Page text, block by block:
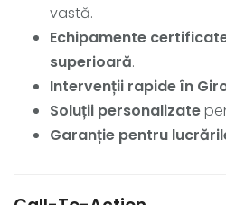
vastă.
Echipamente
superioară.
Intervenții rapide în
Soluții personalizate
Garanție pentru